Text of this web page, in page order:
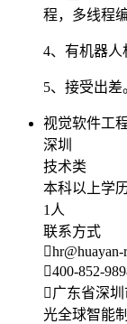
程，多线程编
4、有机器人
5、接受出差
视觉软件工
深圳
技术类
本科以上学
1人
联系方式
400-852-
广东省深
光全球智能